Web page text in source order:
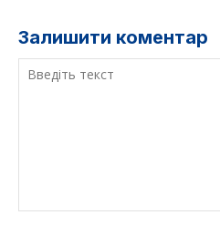
Залишити коментар